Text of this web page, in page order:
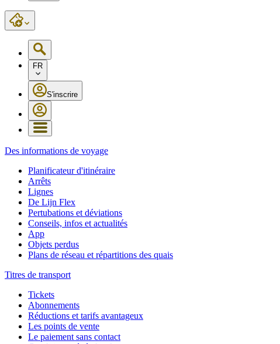
FR
S'inscrire
Des informations de voyage
Planificateur d'itinéraire
Arrêts
Lignes
De Lijn Flex
Pertubations et déviations
Conseils, infos et actualités
App
Objets perdus
Plans de réseau et répartitions des quais
Titres de transport
Tickets
Abonnements
Réductions et tarifs avantageux
Les points de vente
Le paiement sans contact